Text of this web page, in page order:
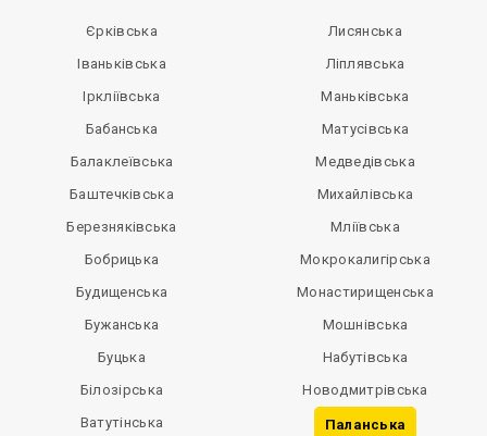
Єрківська
Іваньківська
Іркліївська
Бабанська
Балаклеївська
Баштечківська
Березняківська
Бобрицька
Будищенська
Бужанська
Буцька
Білозірська
Ватутінська
Лисянська
Ліплявська
Маньківська
Матусівська
Медведівська
Михайлівська
Мліївська
Мокрокалигірська
Монастирищенська
Мошнівська
Набутівська
Новодмитрівська
Паланська